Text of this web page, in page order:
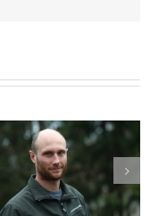
LIFE DINALP BEAR je
najboljši!